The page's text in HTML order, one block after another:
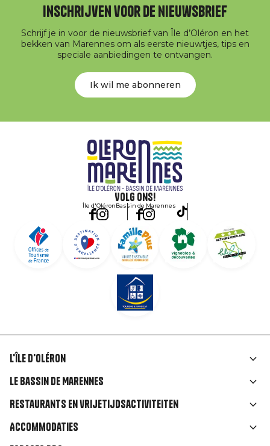
Inschrijven voor de nieuwsbrief
Schrijf je in voor de nieuwsbrief van Île d’Oléron en het
bekken van Marennes om als eerste nieuwtjes, tips en
speciale aanbiedingen te ontvangen.
Ik wil me abonneren
Volg ons!
Île d'OléronBassin de Marennes
Liens
rubriques
L'île d'Oléron
Le Bassin de Marennes
Restaurants en vrijetijdsactiviteiten
Accommodaties